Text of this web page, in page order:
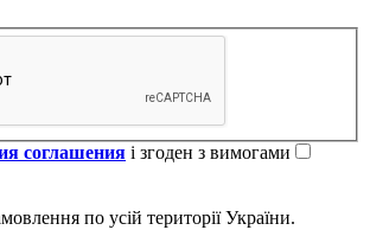
соглашения і згоден з вимогами
по усій території України.